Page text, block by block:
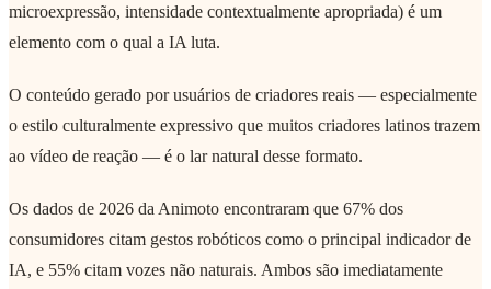
microexpressão, intensidade contextualmente apropriada) é um
elemento com o qual a IA luta.
O conteúdo gerado por usuários de criadores reais — especialmente
o estilo culturalmente expressivo que muitos criadores latinos trazem
ao vídeo de reação — é o lar natural desse formato.
Os dados de 2026 da Animoto encontraram que 67% dos
consumidores citam gestos robóticos como o principal indicador de
IA, e 55% citam vozes não naturais. Ambos são imediatamente